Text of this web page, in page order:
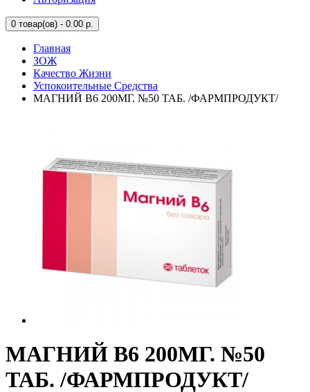
0 товар(ов) - 0.00 р.
Главная
ЗОЖ
Качество Жизни
Успокоительные Средства
МАГНИЙ В6 200МГ. №50 ТАБ. /ФАРМПРОДУКТ/
МАГНИЙ В6 200МГ. №50
ТАБ. /ФАРМПРОДУКТ/